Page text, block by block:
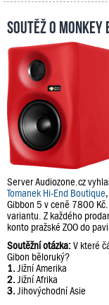
Soutěž o Monkey
Server Audiozone.cz
Tomanek Hi-End Boutique
Gibbon 5 v ceně 7800
variantu. Z každého
konto pražské ZOO do
Soutěžní otázka:V které
Gibon běloruký?
1. Jižní Amerika
2. Jižní Afrika
3. Jihovýchodní Asie